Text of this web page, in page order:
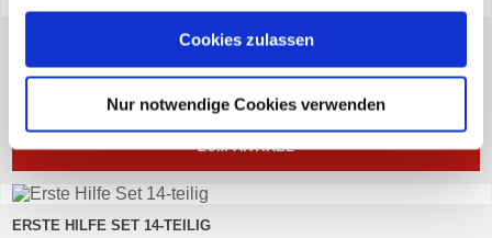
Cookies zulassen
Nur notwendige Cookies verwenden
5,24*
ZUM ARTIKEL
ERSTE HILFE SET 14-TEILIG